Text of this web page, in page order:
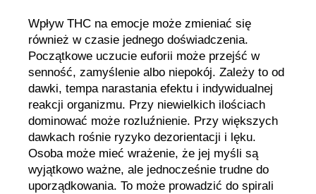
Wpływ THC na emocje może zmieniać się
również w czasie jednego doświadczenia.
Początkowe uczucie euforii może przejść w
senność, zamyślenie albo niepokój. Zależy to od
dawki, tempa narastania efektu i indywidualnej
reakcji organizmu. Przy niewielkich ilościach
dominować może rozluźnienie. Przy większych
dawkach rośnie ryzyko dezorientacji i lęku.
Osoba może mieć wrażenie, że jej myśli są
wyjątkowo ważne, ale jednocześnie trudne do
uporządkowania. To może prowadzić do spirali